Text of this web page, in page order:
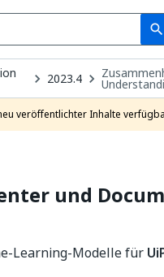
search
2023.4
veröffentlichter Inhalte
und
Learning-Modelle für